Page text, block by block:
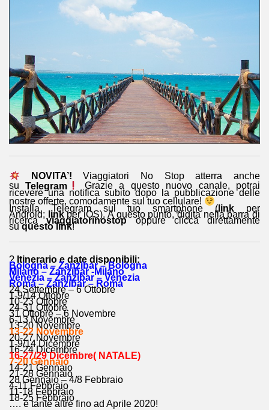
NOVITA’! Viaggiatori No Stop atterra anche
suTelegram Grazie a questo nuovo canale, potrai
ricevere una notifica subito dopo la pubblicazione delle
nostre offerte, comodamente sul tuo cellulare!
Installa Telegram sul tuo smartphone (link per
Android; link per iOS). A questo punto, digita nella barra di
ricercaviaggiatorinostopoppure clicca direttamente
suquesto link!
? Itinerario e date disponibili:
Bologna – Zanzibar – Bologna
Milano – Zanzibar -Milano
Venezia – Zanzibar – Venezia
Roma – Zanzibar – Roma
24 Settembre – 6 Ottobre
1-9/14 Ottobre
10-23 Ottobre
24-31 Ottobre
31 Ottobre – 6 Novembre
6-13 Novembre
13-20 Novembre
13-22 Novembre
20-27 Novembre
1-9/14 Dicembre
16-24 Dicembre
16-27/29 Dicembre( NATALE)
7-20 Gennaio
14-21 Gennaio
21-28 Gennaio
28 Gennaio – 4/8 Febbraio
4-11 Febbraio
11-18 Febbraio
18-25 Febbraio
…. e tante altre fino ad Aprile 2020!